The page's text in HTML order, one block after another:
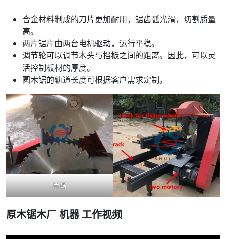
合金材料制成的刀片更加耐用，锯齿弧光滑，切割质量
高。
两片锯片由两台电机驱动，运行平稳。
调节轮可以调节木头与挡板之间的距离。因此，可以灵
活控制板材的厚度。
圆木锯的轨道长度可根据客户需求定制。
片锯
原木锯木厂机器 工作视频